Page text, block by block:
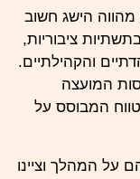
מהווה הישג חשוב
ציבוריות,
והקהילתיים.
המועצה
המבוסס על
על המהלך וציינו